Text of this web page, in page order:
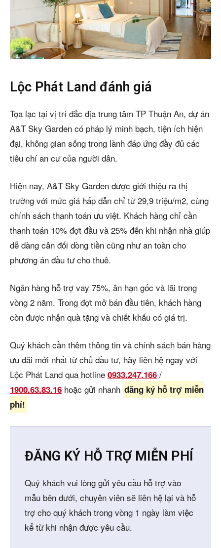
Lộc Phát Land đánh giá
Tọa lạc tại vị trí đắc địa trung tâm TP Thuận An, dự án
A&T Sky Garden có pháp lý minh bạch, tiện ích hiện
đại, không gian sống trong lành đáp ứng đầy đủ các
tiêu chí an cư của người dân.
Hiện nay, A&T Sky Garden được giới thiệu ra thị
trường với mức giá hấp dẫn chỉ từ 29,9 triệu/m2, cùng
chính sách thanh toán ưu việt. Khách hàng chỉ cần
thanh toán 10% đợt đầu và 25% đến khi nhận nhà giúp
dễ dàng cân đối dòng tiền cũng như an toàn cho
phương án đầu tư cho thuê.
Ngân hàng hỗ trợ vay 75%, ân hạn gốc và lãi trong
vòng 2 năm. Trong đợt mở bán đầu tiên, khách hàng
còn được nhận quà tặng và chiết khấu có giá trị.
Quý khách cần thêm thông tin và chính sách bán hàng
ưu đãi mới nhất từ chủ đầu tư, hãy liên hệ ngay với
Lộc Phát Land qua hotline 0933.247.166 /
1900.63.83.16 hoặc gửi nhanh đăng ký hỗ trợ miễn
phí!
ĐĂNG KÝ HỖ TRỢ MIỄN PHÍ
Quý khách vui lòng gửi yêu cầu hỗ trợ vào
mẫu bên dưới, chuyên viên sẽ liên hệ lại và hỗ
trợ cho quý khách trong vòng 1 ngày làm việc
kể từ khi nhận được yêu cầu.